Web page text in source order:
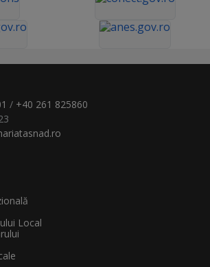
/ +40 261 825860
Local